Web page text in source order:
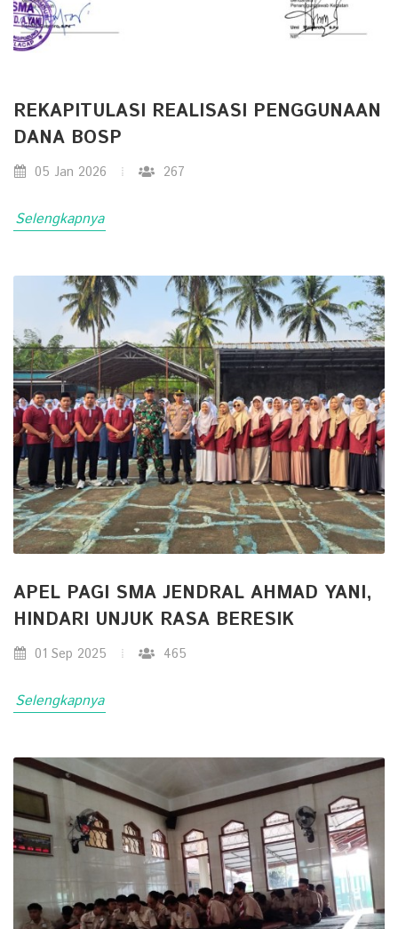
REKAPITULASI REALISASI PENGGUNAAN
DANA BOSP
05 Jan 2026 267
Selengkapnya
APEL PAGI SMA JENDRAL AHMAD YANI,
HINDARI UNJUK RASA BERESIK
01 Sep 2025 465
Selengkapnya